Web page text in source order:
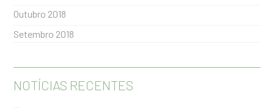
Outubro 2018
Setembro 2018
NOTÍCIAS RECENTES